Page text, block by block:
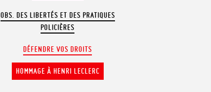
OBS. DES LIBERTÉS ET DES PRATIQUES
POLICIÈRES
DÉFENDRE VOS DROITS
HOMMAGE À HENRI LECLERC